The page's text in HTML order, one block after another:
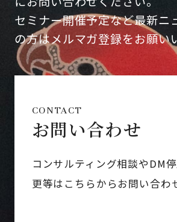
セミナー開催予定など最新ニ
の方はメルマガ登録をお願い
CONTACT
お問い合わせ
コンサルティング相談やDM
更等はこちらからお問い合わ